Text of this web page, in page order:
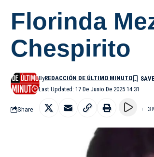
Florinda
Chespirito
Last Updated: 17 De Junio De 2025 14:31
ByREDACCIÓN DE ÚLTIMO MINUTO
Share 3